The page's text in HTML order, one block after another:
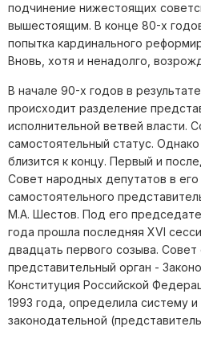
подчинение нижестоящих
вышестоящим. В конце 80-х
попытка кардинального
Вновь, хотя и ненадолго,
В начале 90-х годов в
происходит разделение
исполнительной ветвей власти.
самостоятельный статус.
близится к концу. Первый и
Совет народных депутатов в
самостоятельного
М.А. Шестов. Под его
года прошла последняя XVI
двадцать первого созыва.
представительный орган -
Конституция Российской
1993 года, определила систему
законодательной